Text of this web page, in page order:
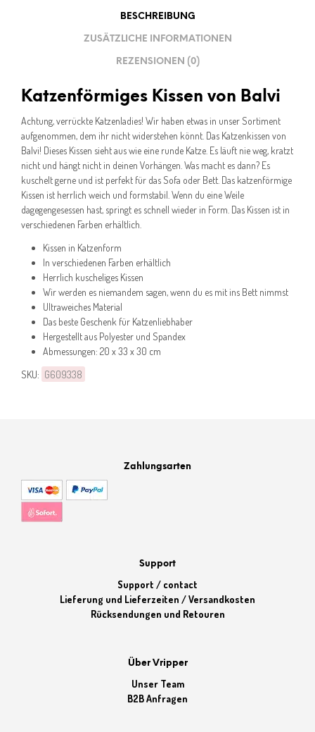
BESCHREIBUNG
ZUSÄTZLICHE INFORMATIONEN
REZENSIONEN (0)
Katzenförmiges Kissen von Balvi
Achtung, verrückte Katzenladies! Wir haben etwas in unser Sortiment
aufgenommen, dem ihr nicht widerstehen könnt. Das Katzenkissen von
Balvi! Dieses Kissen sieht aus wie eine runde Katze. Es läuft nie weg, kratzt
nicht und hängt nicht in deinen Vorhängen. Was macht es dann? Es
kuschelt gerne und ist perfekt für das Sofa oder Bett. Das katzenförmige
Kissen ist herrlich weich und formstabil. Wenn du eine Weile
dagegengesessen hast, springt es schnell wieder in Form. Das Kissen ist in
verschiedenen Farben erhältlich.
Kissen in Katzenform
In verschiedenen Farben erhältlich
Herrlich kuscheliges Kissen
Wir werden es niemandem sagen, wenn du es mit ins Bett nimmst
Ultraweiches Material
Das beste Geschenk für Katzenliebhaber
Hergestellt aus Polyester und Spandex
Abmessungen: 20 x 33 x 30 cm
SKU: G609338
Zahlungsarten
Support
Support / contact
Lieferung und Lieferzeiten / Versandkosten
Rücksendungen und Retouren
Über Vripper
Unser Team
B2B Anfragen